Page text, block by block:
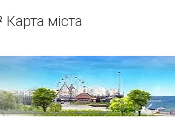
Карта міста